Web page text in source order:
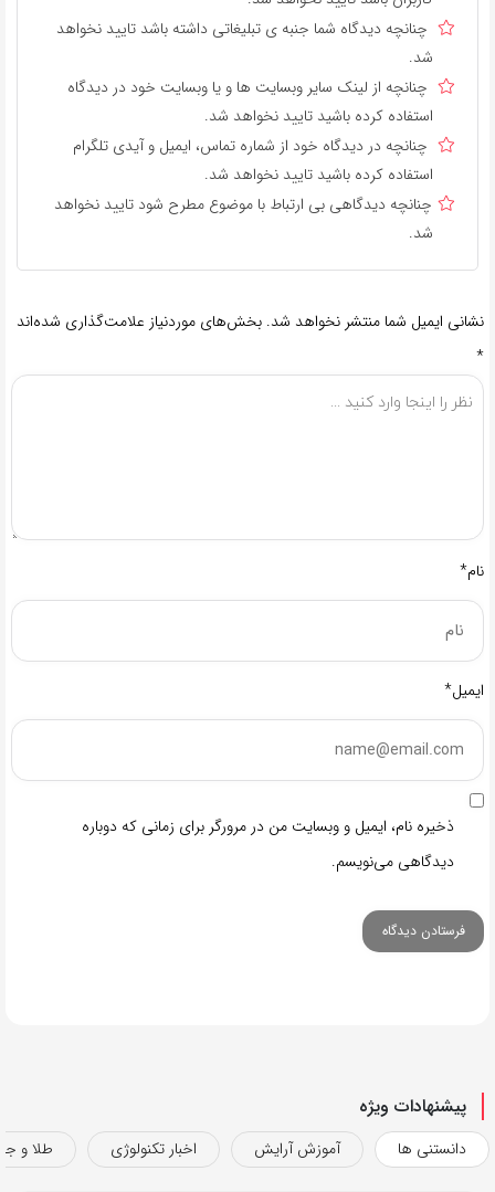
چنانچه دیدگاه شما جنبه ی تبلیغاتی داشته باشد تایید نخواهد
شد.
چنانچه از لینک سایر وبسایت ها و یا وبسایت خود در دیدگاه
استفاده کرده باشید تایید نخواهد شد.
چنانچه در دیدگاه خود از شماره تماس، ایمیل و آیدی تلگرام
استفاده کرده باشید تایید نخواهد شد.
چنانچه دیدگاهی بی ارتباط با موضوع مطرح شود تایید نخواهد
شد.
نشانی ایمیل شما منتشر نخواهد شد. بخش‌های موردنیاز علامت‌گذاری شده‌اند
*
نام*
ایمیل*
ذخیره نام، ایمیل و وبسایت من در مرورگر برای زمانی که دوباره
دیدگاهی می‌نویسم.
پیشنهادات ویژه
دانستنی ها آموزش آرایش اخبار تکنولوژی طلا و